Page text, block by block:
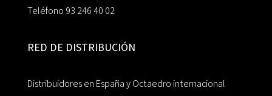
Teléfono 93 246 40 02
RED DE DISTRIBUCIÓN
Distribuidores en España y Octaedro internacional